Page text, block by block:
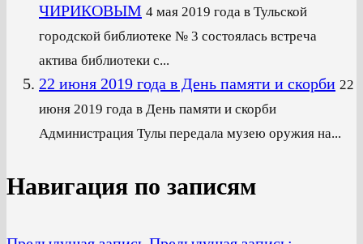
ЧИРИКОВЫМ 4 мая 2019 года в Тульской
городской библиотеке № 3 состоялась встреча
актива библиотеки с...
22 июня 2019 года в День памяти и скорби 22
июня 2019 года в День памяти и скорби
Администрация Тулы передала музею оружия на...
Навигация по записям